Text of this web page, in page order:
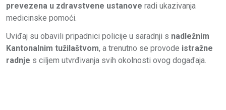
prevezena u zdravstvene ustanove radi ukazivanja
medicinske pomoći.
Uviđaj su obavili pripadnici policije u saradnji s nadležnim
Kantonalnim tužilaštvom, a trenutno se provode istražne
radnje s ciljem utvrđivanja svih okolnosti ovog događaja.